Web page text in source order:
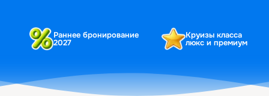
Раннее бронирование
2027
Круизы класса
люкс и премиум